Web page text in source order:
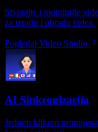
Stvarajte i montirajte
za izradu i obradu videa.
Pogledaj Video Studio
AI Sinkronizacija
Jednim klikom